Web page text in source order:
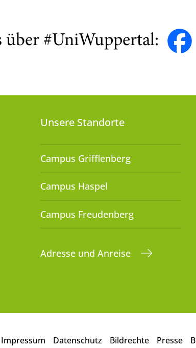
über #UniWuppertal:
Unsere Standorte
Campus Grifflenberg
Campus Haspel
Campus Freudenberg
Adresse und Anreise
Impressum Datenschutz Bildrechte Presse